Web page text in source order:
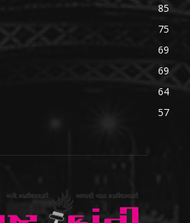
85
75
69
69
64
57